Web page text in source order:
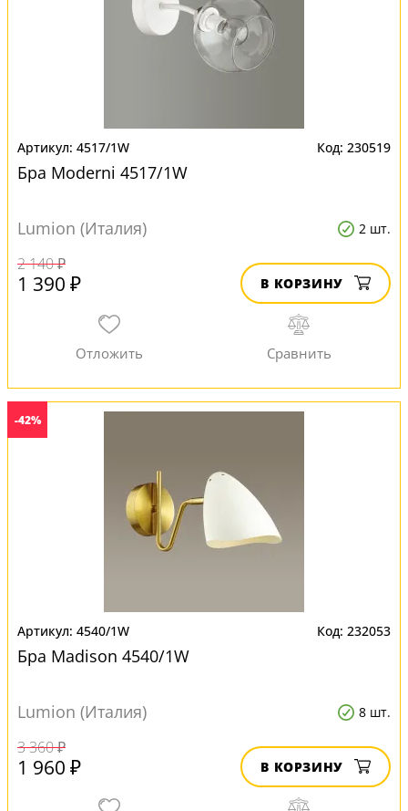
4517/1W 230519
Бра Moderni 4517/1W
Lumion (Италия) 2 шт.
2 140 ₽
1 390 ₽ В КОРЗИНУ
-42%
4540/1W 232053
Бра Madison 4540/1W
Lumion (Италия) 8 шт.
3 360 ₽
1 960 ₽ В КОРЗИНУ